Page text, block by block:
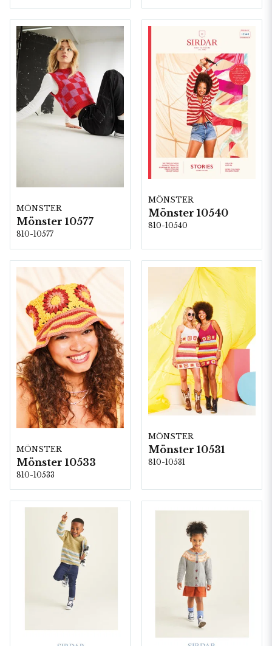
MÖNSTER
Mönster 10577
810-10577
MÖNSTER
Mönster 10540
810-10540
MÖNSTER
Mönster 10533
810-10533
MÖNSTER
Mönster 10531
810-10531